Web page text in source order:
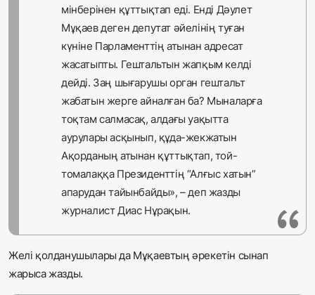
мінберінен құттықтап еді. Енді Дәулет
Мұқаев деген депутат әйелінің туған
күніне Парламенттің атынан адресат
жасатыпты. Гештальтын жапқым келді
дейді. Заң шығарушы орган гештальт
жабатын жерге айналған ба? Мыналарға
тоқтам салмасақ, алдағы уақытта
аурулары асқынып, құда-жекжатын
Ақорданың атынан құттықтап, той-
томалаққа Президенттің “Алғыс хатын”
апарудан тайынбайды», – деп жазды
журналист Диас Нұрақын.
Желі қолданушылары да Мұқаевтың әрекетін сынап
жарыса жазды.